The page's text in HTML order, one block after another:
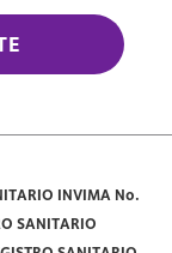
INVIMA No.
SANITARIO